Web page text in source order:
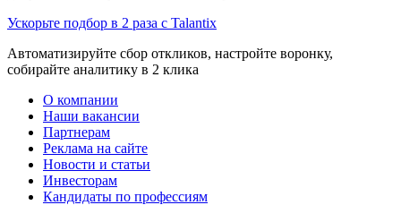
Ускорьте подбор в 2 раза с Talantix
Автоматизируйте сбор откликов, настройте воронку,
собирайте аналитику в 2 клика
О компании
Наши вакансии
Партнерам
Реклама на сайте
Новости и статьи
Инвесторам
Кандидаты по профессиям